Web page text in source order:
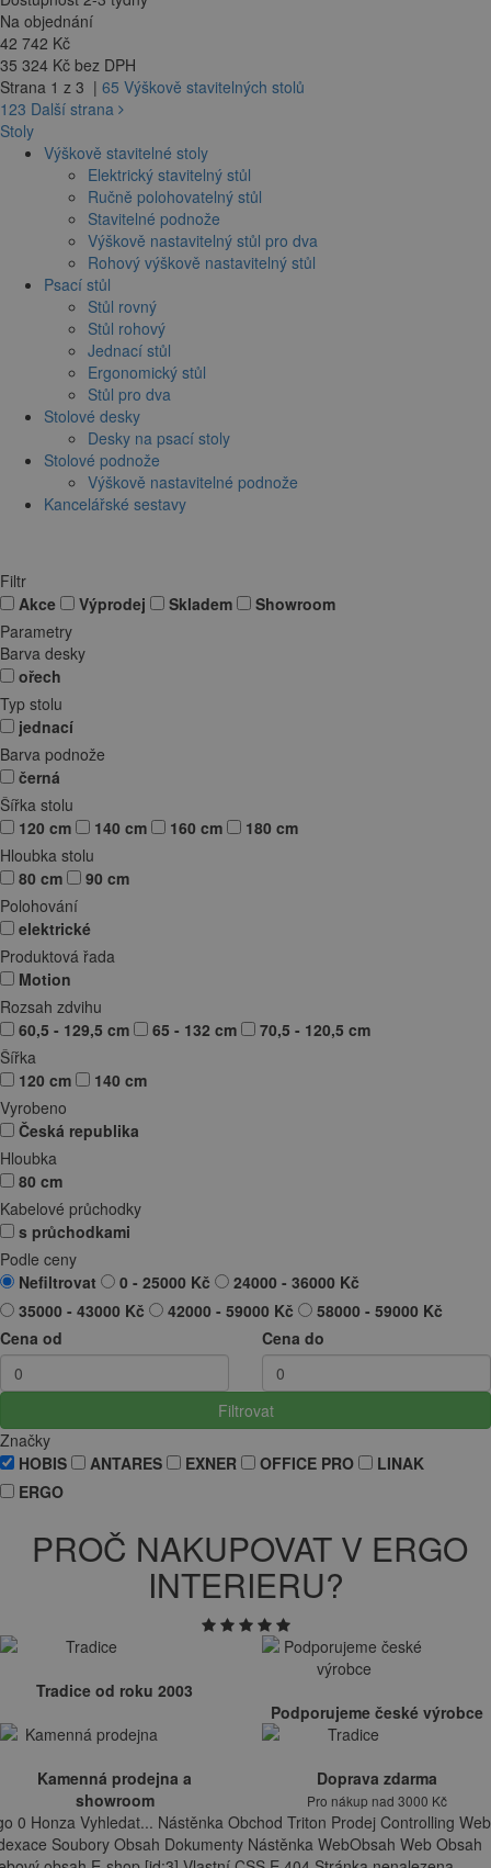
Na objednání
42 742 Kč
35 324 Kč bez DPH
Strana 1 z 3 | 65 Výškově stavitelných stolů
123 Další strana
Stoly
Výškově stavitelné stoly
Elektrický stavitelný stůl
Ručně polohovatelný stůl
Stavitelné podnože
Výškově nastavitelný stůl pro dva
Rohový výškově nastavitelný stůl
Psací stůl
Stůl rovný
Stůl rohový
Jednací stůl
Ergonomický stůl
Stůl pro dva
Stolové desky
Desky na psací stoly
Stolové podnože
Výškově nastavitelné podnože
Kancelářské sestavy
Filtr
Akce
Výprodej Skladem
Showroom
Parametry
Barva desky
ořech
Typ stolu
jednací
Barva podnože
černá
Šířka stolu
120 cm
140 cm 160 cm
180 cm
Hloubka stolu
80 cm
90 cm
Polohování
elektrické
Produktová řada
Motion
Rozsah zdvihu
60,5 - 129,5 cm
65 - 132 cm
70,5 - 120,5 cm
Šířka
120 cm
140 cm
Vyrobeno
Česká republika
Hloubka
80 cm
Kabelové průchodky
s průchodkami
Podle ceny
Nefiltrovat
0 - 25000 Kč
24000 - 36000 Kč
35000 - 43000 Kč
42000 - 59000 Kč
58000 - 59000 Kč
Cena od
Cena do
Filtrovat
Značky
HOBIS
ANTARES EXNER OFFICE PRO
LINAK
ERGO
PROČ NAKUPOVAT V ERGO
INTERIERU?
Tradice od roku 2003
Podporujeme české výrobce
Kamenná prodejna a
showroom
Doprava zdarma
Pro nákup nad 3000 Kč
0 Honza Vyhledat... Nástěnka Obchod Triton Prodej Controlling Web
Soubory Obsah Dokumenty Nástěnka WebObsah Web Obsah